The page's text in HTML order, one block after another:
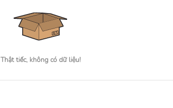
Thật tiếc, không có dữ liệu!